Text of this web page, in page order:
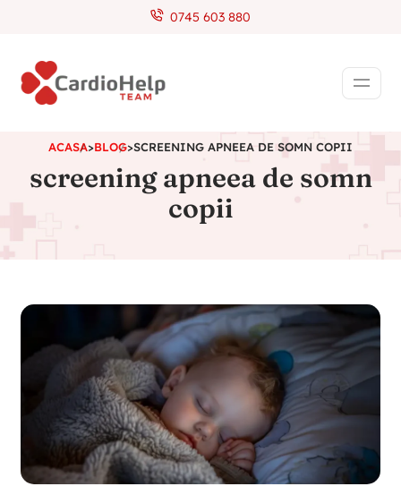
0745 603 880
ACASA>BLOG>SCREENING APNEEA DE SOMN COPII
screening apneea de somn
copii